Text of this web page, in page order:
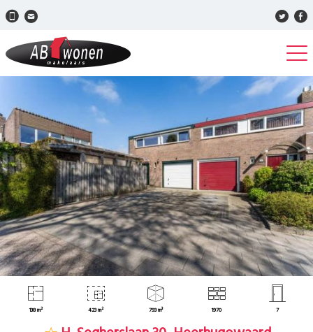
138 m² 423 m² 793 m³ 1970 7